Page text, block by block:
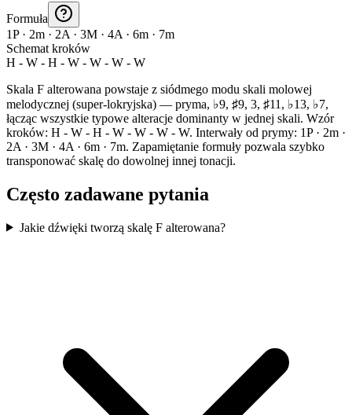
Formuła
1P · 2m · 2A · 3M · 4A · 6m · 7m
Schemat kroków
H - W - H - W - W - W - W
Skala F alterowana powstaje z siódmego modu skali molowej
melodycznej (super-lokryjska) — pryma, ♭9, ♯9, 3, ♯11, ♭13, ♭7,
łącząc wszystkie typowe alteracje dominanty w jednej skali. Wzór
kroków: H - W - H - W - W - W - W. Interwały od prymy: 1P · 2m ·
2A · 3M · 4A · 6m · 7m. Zapamiętanie formuły pozwala szybko
transponować skalę do dowolnej innej tonacji.
Często zadawane pytania
Jakie dźwięki tworzą skalę F alterowana?